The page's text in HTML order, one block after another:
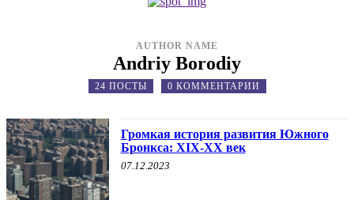
AUTHOR NAME
Andriy Borodiy
24 ПОСТЫ 0 КОММЕНТАРИИ
Громкая история развития Южного
Бронкса: ХІХ-ХХ век
07.12.2023